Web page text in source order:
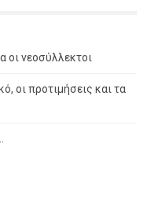
οι νεοσύλλεκτοι
οι προτιμήσεις και τα